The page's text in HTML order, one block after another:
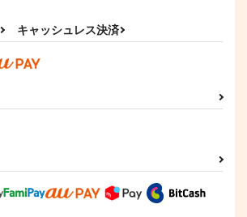
3,144
両面宿儺×虎杖悠仁
787
キャッシュレス決済